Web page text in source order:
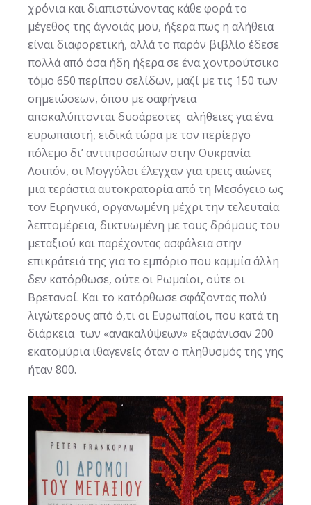
χρόνια και διαπιστώνοντας κάθε φορά το
μέγεθος της άγνοιάς μου, ήξερα πως η αλήθεια
είναι διαφορετική, αλλά το παρόν βιβλίο έδεσε
πολλά από όσα ήδη ήξερα σε ένα χοντρούτσικο
τόμο 650 περίπου σελίδων, μαζί με τις 150 των
σημειώσεων, όπου με σαφήνεια
αποκαλύπτονται δυσάρεστες αλήθειες για ένα
ευρωπαϊστή, ειδικά τώρα με τον περίεργο
πόλεμο δι’ αντιπροσώπων στην Ουκρανία.
Λοιπόν, οι Μογγόλοι έλεγχαν για τρεις αιώνες
μια τεράστια αυτοκρατορία από τη Μεσόγειο ως
τον Ειρηνικό, οργανωμένη μέχρι την τελευταία
λεπτομέρεια, δικτυωμένη με τους δρόμους του
μεταξιού και παρέχοντας ασφάλεια στην
επικράτειά της για το εμπόριο που καμμία άλλη
δεν κατόρθωσε, ούτε οι Ρωμαίοι, ούτε οι
Βρετανοί. Και το κατόρθωσε σφάζοντας πολύ
λιγώτερους από ό,τι οι Ευρωπαίοι, που κατά τη
διάρκεια των «ανακαλύψεων» εξαφάνισαν 200
εκατομύρια ιθαγενείς όταν ο πληθυσμός της γης
ήταν 800.